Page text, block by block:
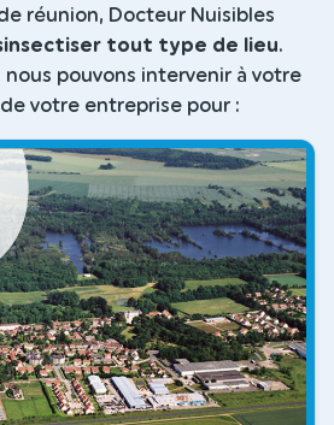
réunion, Docteur Nuisibles
tout type de lieu.
nous pouvons intervenir à votre
votre entreprise pour :